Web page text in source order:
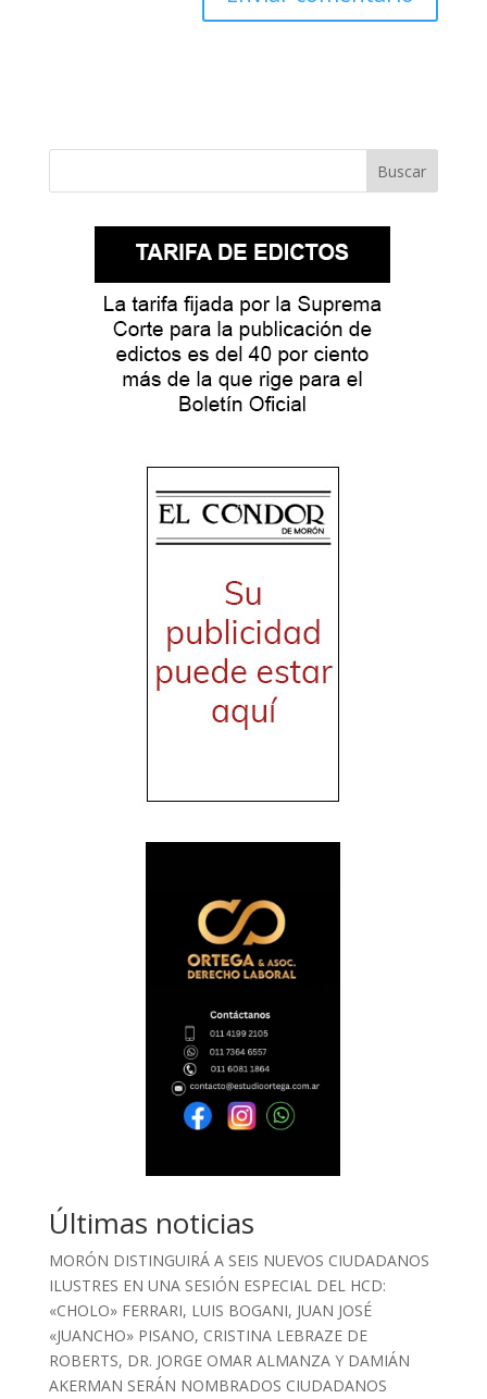
Buscar
Últimas noticias
MORÓN DISTINGUIRÁ A SEIS NUEVOS CIUDADANOS
ILUSTRES EN UNA SESIÓN ESPECIAL DEL HCD:
«CHOLO» FERRARI, LUIS BOGANI, JUAN JOSÉ
«JUANCHO» PISANO, CRISTINA LEBRAZE DE
ROBERTS, DR. JORGE OMAR ALMANZA Y DAMIÁN
AKERMAN SERÁN NOMBRADOS CIUDADANOS